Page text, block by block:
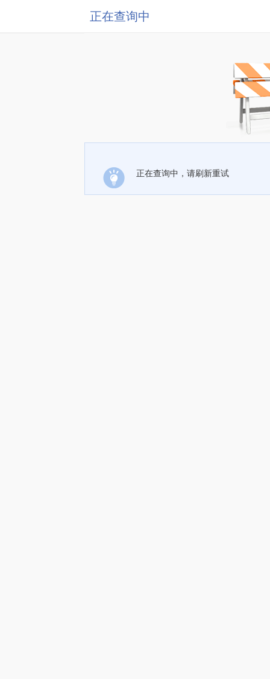
正在查询中
正在查询中，请刷新重试